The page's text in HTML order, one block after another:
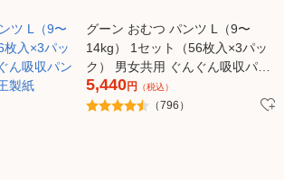
グーン おむつ パンツ L（9〜
14kg） 1セット（56枚入×3パッ
ク） 男女共用 ぐんぐん吸収パン
ツ 大容量セット 大王製紙
5,440円 （税込）
（796）